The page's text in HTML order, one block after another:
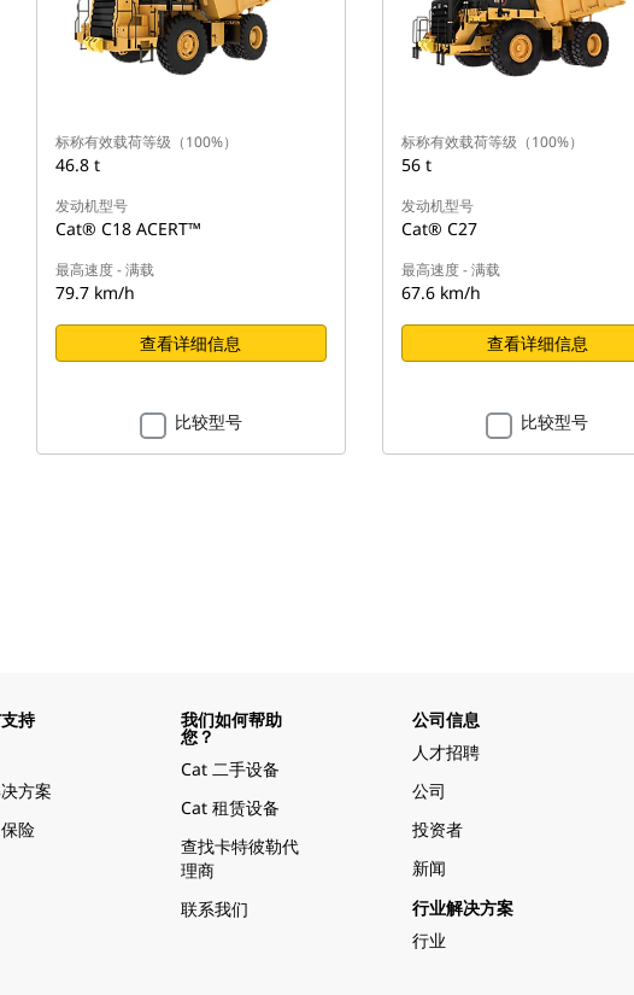
标称有效载荷等级（100%）
46.8 t
发动机型号
Cat® C18 ACERT™
最高速度 - 满载
79.7 km/h
查看详细信息
比较型号
标称有效载荷等级（100%）
56 t
发动机型号
Cat® C27
最高速度 - 满载
67.6 km/h
查看详细信息
比较型号
持
方案
险
我们如何帮助
您？
Cat 二手设备
Cat 租赁设备
查找卡特彼勒代
理商
联系我们
公司信息
人才招聘
公司
投资者
新闻
行业解决方案
行业